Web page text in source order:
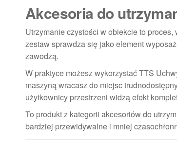
Akcesoria do
Utrzymanie czystości w obiekcie to
zestaw sprawdza się jako element
zawodzą.
W praktyce możesz wykorzystać TTS
maszyną wracasz do miejsc
użytkownicy przestrzeni widzą efekt
To produkt z kategorii akcesoriów do
bardziej przewidywalne i mniej